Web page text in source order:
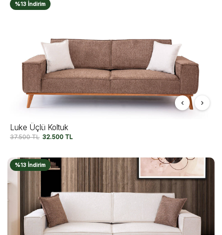
%13 İndirim
Luke Üçlü Koltuk
37.500TL 32.500 TL
%13 İndirim